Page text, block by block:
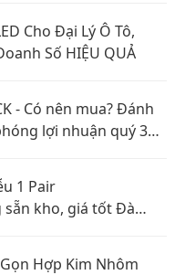
Cho Đại Lý Ô Tô,
Số HIỆU QUẢ
- Có nên mua? Đánh
lợi nhuận quý 3
1 Pair
sẵn kho, giá tốt Đà
Hợp Kim Nhôm